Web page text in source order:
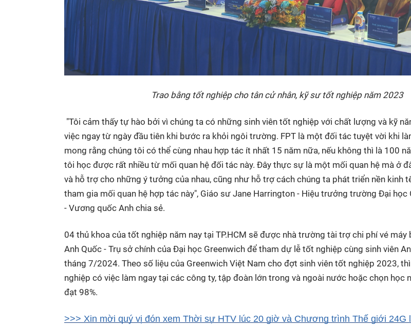
Trao bằng tốt nghiệp cho tân cử nhân, kỹ sư tốt nghiệp năm 2023
"Tôi cảm thấy tự hào bởi vì chúng ta có những sinh viên tốt nghiệp với chất lượng và kỹ
việc ngay từ ngày đầu tiên khi bước ra khỏi ngôi trường. FPT là một đối tác tuyệt vời khi
mong rằng chúng tôi có thể cùng nhau hợp tác ít nhất 15 năm nữa, nếu không thì là 100
tôi học được rất nhiều từ mối quan hệ đối tác này. Đây thực sự là một mối quan hệ mà ở
và hỗ trợ cho những ý tưởng của nhau, cũng như hỗ trợ cách chúng ta phát triển nền kinh
tham gia mối quan hệ hợp tác này", Giáo sư Jane Harrington - Hiệu trưởng trường Đại học
- Vương quốc Anh chia sẻ.
04 thủ khoa của tốt nghiệp năm nay tại TP.HCM sẽ được nhà trường tài trợ chi phí vé máy
Anh Quốc - Trụ sở chính của Đại học Greenwich để tham dự lễ tốt nghiệp cùng sinh viên
tháng 7/2024. Theo số liệu của Greenwich Việt Nam cho đợt sinh viên tốt nghiệp 2023,
nghiệp có việc làm ngay tại các công ty, tập đoàn lớn trong và ngoài nước hoặc chọn học
đạt 98%.
>>> Xin mời quý vị đón xem Thời sự HTV lúc 20 giờ và Chương trình Thế giới 24G